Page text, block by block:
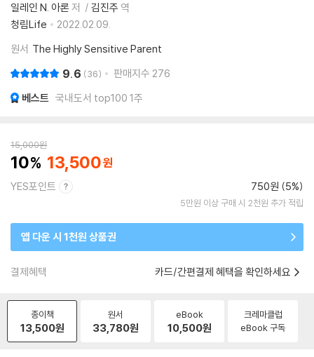
일레인 N. 아론 저 김진주 역
청림Life
2022.02.09.
원서 The Highly Sensitive Parent
9.6 36 판매지수 276
베스트 국내도서 top100 1주
15,000원
10 13,500
YES포인트 750원 (5%)
5만원 이상 구매 시 2천원 추가 적립
앱 다운 시 1천원 상품권
결제혜택 카드/간편결제 혜택을 확인하세요
종이책
13,500원
원서
33,780원
eBook
10,500원
크레마클럽
eBook 구독